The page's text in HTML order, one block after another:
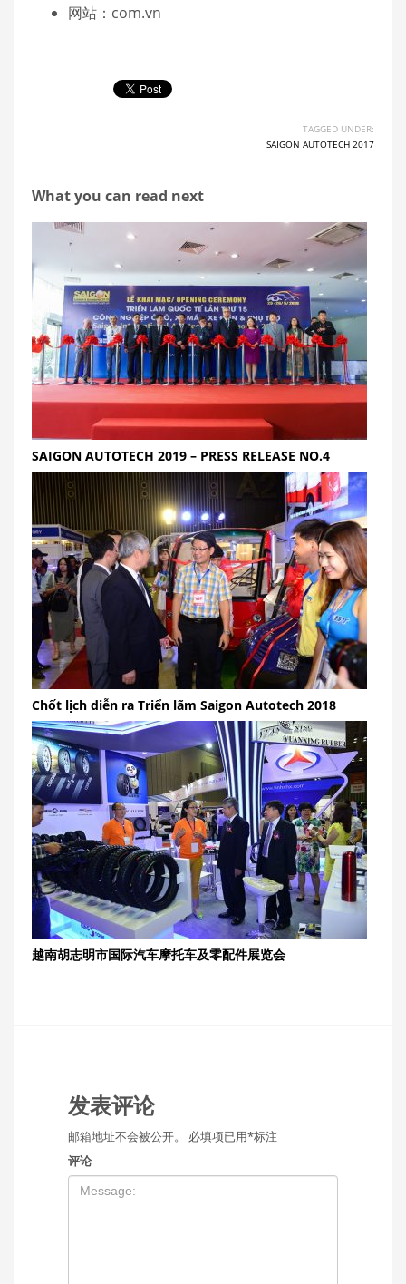
网站：com.vn
TAGGED UNDER:
SAIGON AUTOTECH 2017
What you can read next
SAIGON AUTOTECH 2019 – PRESS RELEASE NO.4
Chốt lịch diễn ra Triển lãm Saigon Autotech 2018
越南胡志明市国际汽车摩托车及零配件展览会
发表评论
邮箱地址不会被公开。 必填项已用*标注
评论